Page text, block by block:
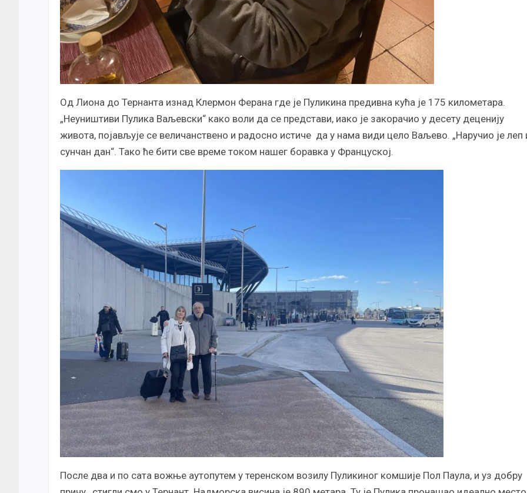
Од Лиона до Тернанта изнад Клермон Ферана где је Пуликина предивна кућа је 175 километара.
„Неуништиви Пулика Ваљевски“ како воли да се представи, иако је закорачио у десету деценију
живота, појављује се величанствено и радосно истиче да у нама види цело Ваљево. „Наручио је леп
сунчан дан“. Тако ће бити све време током нашег боравка у Француској.
После два и по сата вожње аутопутем у теренском возилу Пуликиног комшије Пол Паула, и уз добру